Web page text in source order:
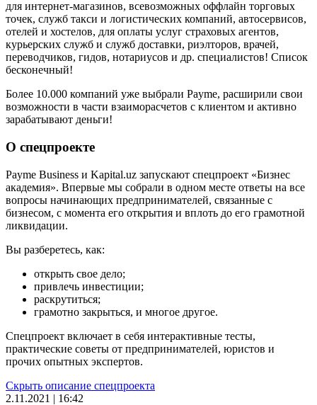
для интернет-магазинов, всевозможных оффлайн торговых
точек, служб такси и логистических компаний, автосервисов,
отелей и хостелов, для оплаты услуг страховых агентов,
курьерских служб и служб доставки, риэлторов, врачей,
переводчиков, гидов, нотариусов и др. специалистов! Список
бесконечный!
Более 10.000 компаний уже выбрали Payme, расширили свои
возможности в части взаиморасчетов с клиентом и активно
зарабатывают деньги!
О спецпроекте
Payme Business и Kapital.uz запускают спецпроект «Бизнес
академия». Впервые мы собрали в одном месте ответы на все
вопросы начинающих предпринимателей, связанные с
бизнесом, с момента его открытия и вплоть до его грамотной
ликвидации.
Вы разберетесь, как:
открыть свое дело;
привлечь инвестиции;
раскрутиться;
грамотно закрыться, и многое другое.
Спецпроект включает в себя интерактивные тесты,
практические советы от предпринимателей, юристов и
прочих опытных экспертов.
Скрыть описание спецпроекта
2.11.2021 | 16:42